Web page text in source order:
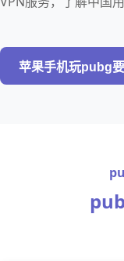
苹果手机玩pubg